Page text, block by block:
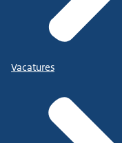
Vacatures